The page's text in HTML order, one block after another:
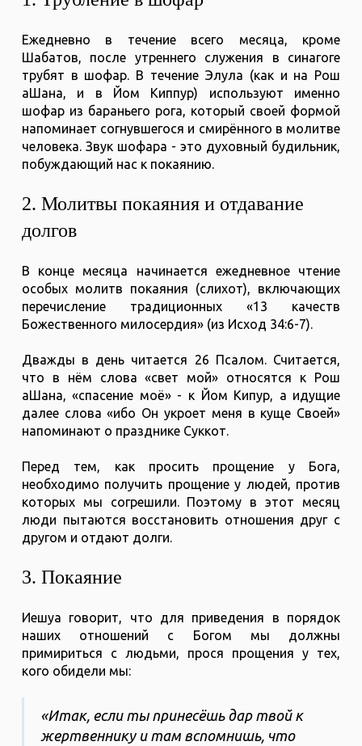
Ежедневно в течение всего месяца, кроме
Шабатов, после утреннего служения в синагоге
трубят в шофар. В течение Элула (как и на Рош
аШана, и в Йом Киппур) используют именно
шофар из бараньего рога, который своей формой
напоминает согнувшегося и смирённого в молитве
человека. Звук шофара - это духовный будильник,
побуждающий нас к покаянию.
2. Молитвы покаяния и отдавание
долгов
В конце месяца начинается ежедневное чтение
особых молитв покаяния (слихот), включающих
перечисление традиционных «13 качеств
Божественного милосердия» (из Исход 34:6-7).
Дважды в день читается 26 Псалом. Считается,
что в нём слова «свет мой» относятся к Рош
аШана, «спасение моё» - к Йом Кипур, а идущие
далее слова «ибо Он укроет меня в куще Своей»
напоминают о празднике Суккот.
Перед тем, как просить прощение у Бога,
необходимо получить прощение у людей, против
которых мы согрешили. Поэтому в этот месяц
люди пытаются восстановить отношения друг с
другом и отдают долги.
3. Покаяние
Иешуа говорит, что для приведения в порядок
наших отношений с Богом мы должны
примириться с людьми, прося прощения у тех,
кого обидели мы:
«Итак, если ты принесёшь дар твой к
жертвеннику и там вспомнишь, что